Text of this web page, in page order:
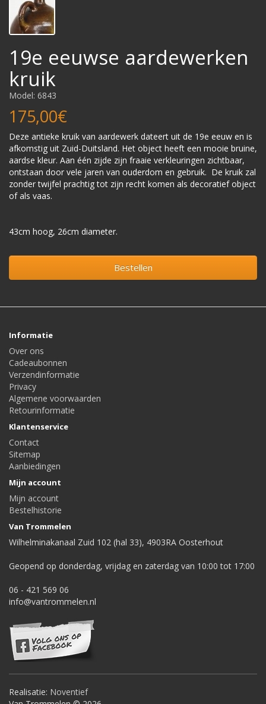
19e eeuwse aardewerken
kruik
Model: 6843
175,00€
Deze antieke kruik van aardewerk dateert uit de 19e eeuw en is
afkomstig uit Zuid-Duitsland. Het object heeft een mooie bruine,
aardse kleur. Aan één zijde zijn fraaie verkleuringen zichtbaar,
ontstaan door vele jaren van ouderdom en gebruik. De kruik zal
zonder twijfel prachtig tot zijn recht komen als decoratief object
of als vaas.
43cm hoog, 26cm diameter.
Bestellen
Informatie
Over ons
Cadeaubonnen
Verzendinformatie
Privacy
Algemene voorwaarden
Retourinformatie
Klantenservice
Contact
Sitemap
Aanbiedingen
Mijn account
Mijn account
Bestelhistorie
Van Trommelen
Wilhelminakanaal Zuid 102 (hal 33), 4903RA Oosterhout
Geopend op donderdag, vrijdag en zaterdag van 10:00 tot 17:00
06 - 421 569 06
info@vantrommelen.nl
Realisatie: Noventief